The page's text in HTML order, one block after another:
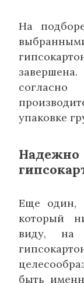
На
упаковке
Еще один,
который
виду, на
быть